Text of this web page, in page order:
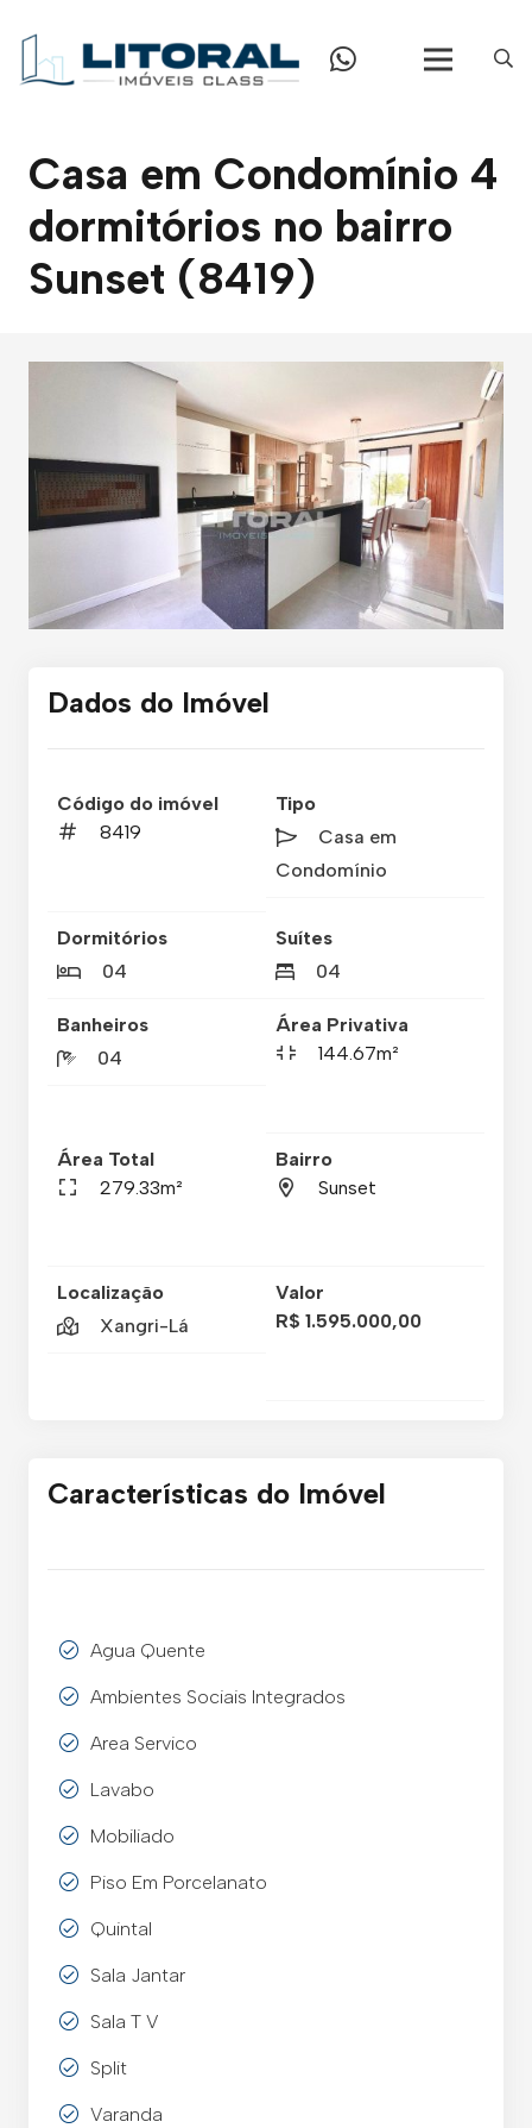
Casa em Condomínio 4
dormitórios no bairro
Sunset (8419)
Dados do Imóvel
Código do imóvel
8419
Tipo
Casa em
Condomínio
Dormitórios
04
Suítes
04
Banheiros
04
Área Privativa
144.67m²
Área Total
279.33m²
Bairro
Sunset
Localização
Xangri-Lá
Valor
R$ 1.595.000,00
Características do Imóvel
Agua Quente
Ambientes Sociais Integrados
Area Servico
Lavabo
Mobiliado
Piso Em Porcelanato
Quintal
Sala Jantar
Sala T V
Split
Varanda